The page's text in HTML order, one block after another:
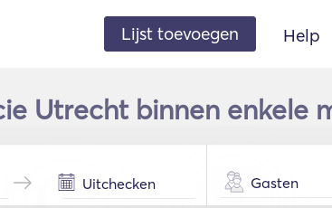
Lijst toevoegen Help
Utrecht binnen enkele
Gasten